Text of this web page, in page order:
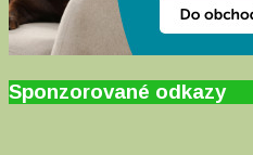
Sponzorované odkazy